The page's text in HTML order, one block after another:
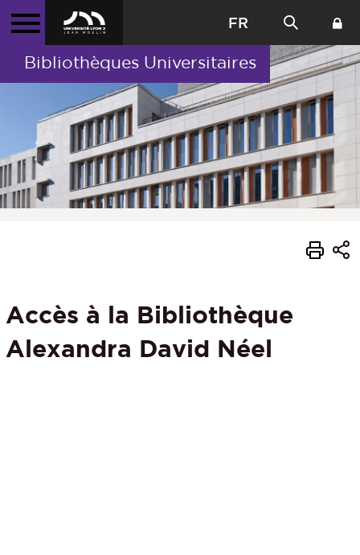
FR
Bibliothèques Universitaires
Accès à la Bibliothèque
Alexandra David Néel